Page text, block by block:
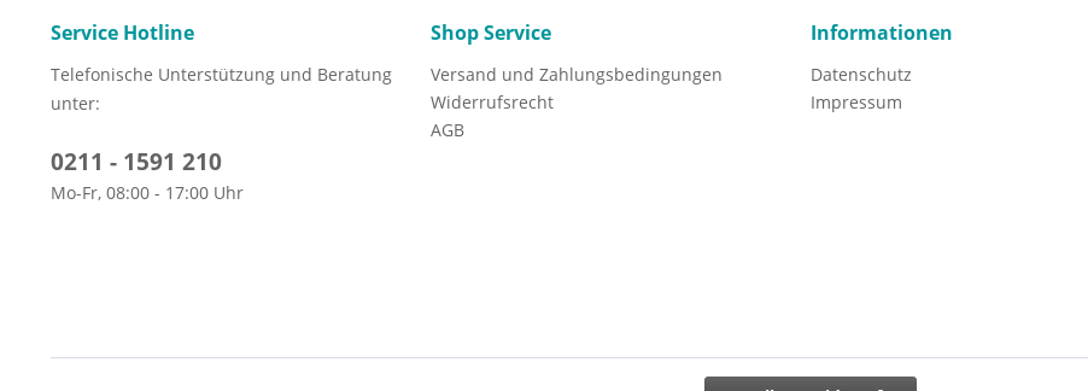
Service Hotline
Telefonische Unterstützung und Beratung
unter:
0211 - 1591 210
Mo-Fr, 08:00 - 17:00 Uhr
Shop Service
Versand und Zahlungsbedingungen
Widerrufsrecht
AGB
Informationen
Datenschutz
Impressum